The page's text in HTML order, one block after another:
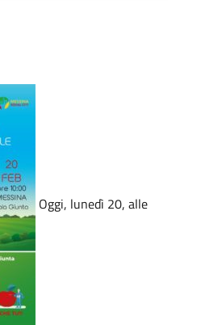
Oggi, lunedì 20, alle